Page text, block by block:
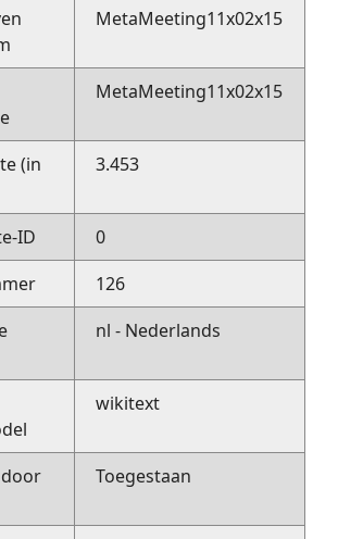
MetaMeeting11x02x15
MetaMeeting11x02x15
(in
3.453
ID
0
126
nl - Nederlands
wikitext
Toegestaan